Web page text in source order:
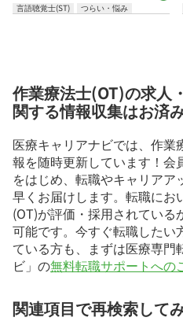
言語聴覚士(ST) つらい・悩み
作業療法士(OT)の求人
関する情報収集はお済
医療キャリアナビでは、作
報を随時更新しています！会
をはじめ、転職やキャリアア
早くお届けします。転職にお
(OT)が評価・採用されている
可能です。今すぐ転職したい
ている方も、まずは医療専門
ビ」の無料転職サポートへの
関連項目で再検索して